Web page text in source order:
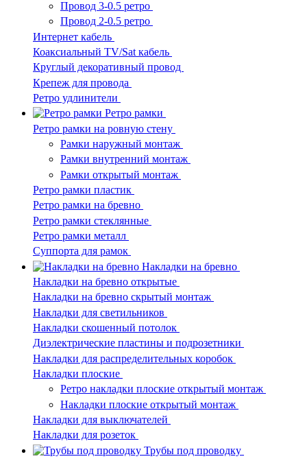
Провод 3-0.5 ретро
Провод 2-0.5 ретро
Интернет кабель
Коаксиальный TV/Sat кабель
Круглый декоративный провод
Крепеж для провода
Ретро удлинители
Ретро рамки
Ретро рамки на ровную стену
Рамки наружный монтаж
Рамки внутренний монтаж
Рамки открытый монтаж
Ретро рамки пластик
Ретро рамки на бревно
Ретро рамки стеклянные
Ретро рамки металл
Суппорта для рамок
Накладки на бревно
Накладки на бревно открытые
Накладки на бревно скрытый монтаж
Накладки для светильников
Накладки скошенный потолок
Диэлектрические пластины и подрозетники
Накладки для распределительных коробок
Накладки плоские
Ретро накладки плоские открытый монтаж
Накладки плоские открытый монтаж
Накладки для выключателей
Накладки для розеток
Трубы под проводку